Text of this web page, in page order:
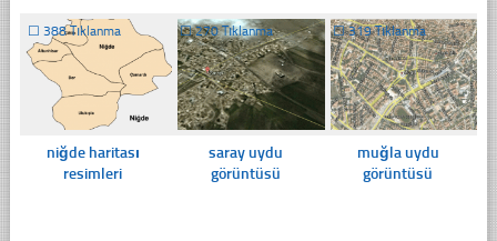
☐ 388 Tıklanma
niğde haritası
resimleri
☐270 Tıklanma
saray uydu
görüntüsü
☐319 Tıklanma
muğla uydu
görüntüsü